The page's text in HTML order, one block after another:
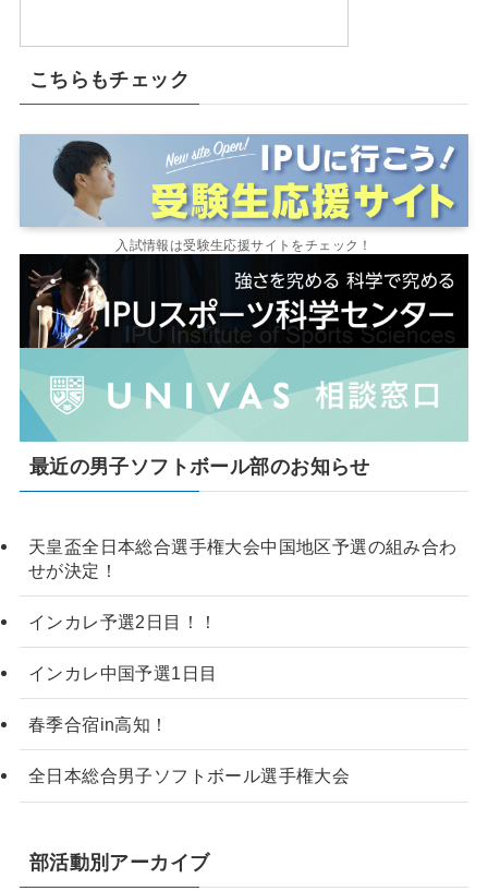
こちらもチェック
入試情報は受験生応援サイトをチェック！
最近の男子ソフトボール部のお知らせ
天皇盃全日本総合選手権大会中国地区予選の組み合わ
せが決定！
インカレ予選2日目！！
インカレ中国予選1日目
春季合宿in高知！
全日本総合男子ソフトボール選手権大会
部活動別アーカイブ